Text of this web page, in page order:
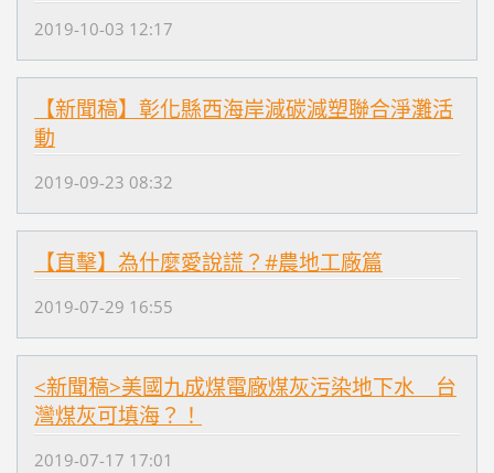
2019-10-03 12:17
【新聞稿】彰化縣西海岸減碳減塑聯合淨灘活
動
2019-09-23 08:32
【直擊】為什麼愛說謊？#農地工廠篇
2019-07-29 16:55
<新聞稿>美國九成煤電廠煤灰污染地下水 台
灣煤灰可填海？！
2019-07-17 17:01